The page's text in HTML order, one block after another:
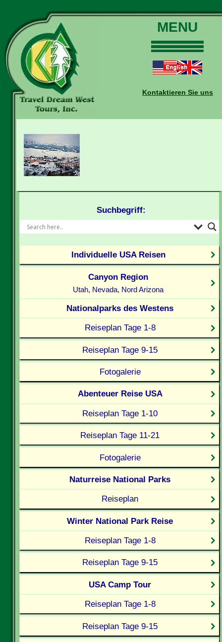
MENU
Touren
Daten und Preise
Buchungen
Kontaktieren Sie uns
Suchbegriff:
Individuelle USA Reisen
Canyon Region
Utah, Nevada, Nord Arizona
Nationalparks des Westens
Reiseplan Tage 1-8
Reiseplan Tage 9-15
Fotogalerie
Abenteuer Reise USA
Reiseplan Tage 1-10
Reiseplan Tage 11-21
Fotogalerie
Naturreise National Parks
Reiseplan
Winter National Park Reise
Reiseplan Tage 1-8
Reiseplan Tage 9-15
USA Camp Tour
Reiseplan Tage 1-8
Reiseplan Tage 9-15